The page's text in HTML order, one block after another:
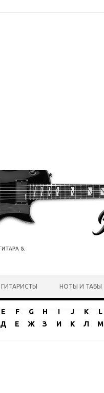
ГИТАРИСТЫ НОТЫ И ТАБЫ
E F G H I J K L
Д Е Ж З И К Л М